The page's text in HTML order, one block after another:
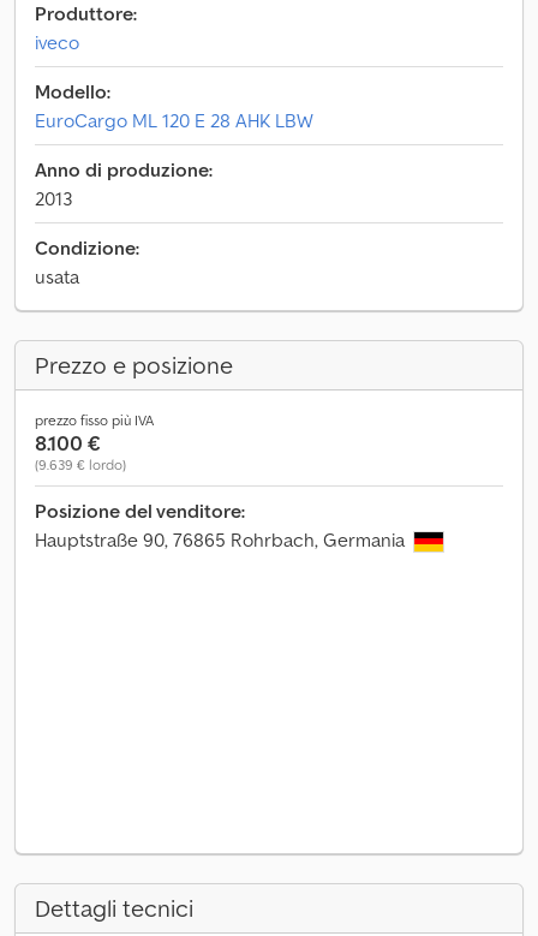
Produttore:
iveco
Modello:
EuroCargo ML 120 E 28 AHK LBW
Anno di produzione:
2013
Condizione:
usata
Prezzo e posizione
prezzo fisso più IVA
8.100 €
(9.639 € lordo)
Posizione del venditore:
Hauptstraße 90, 76865 Rohrbach, Germania
Dettagli tecnici